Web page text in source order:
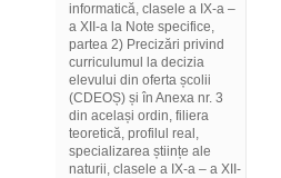
informatică, clasele a IX-a –
a XII-a la Note specifice,
partea 2) Precizări privind
curriculumul la decizia
elevului din oferta școlii
(CDEOȘ) și în Anexa nr. 3
din același ordin, filiera
teoretică, profilul real,
specializarea științe ale
naturii, clasele a IX-a – a XII-